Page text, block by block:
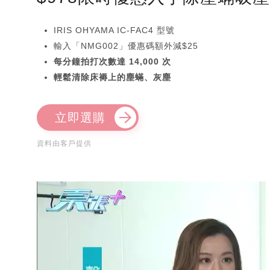
IRIS OHYAMA IC-FAC4 型號
輸入「NMG002」優惠碼額外減$25
每分鐘拍打次數達 14,000 次
輕鬆清除床褥上的塵蟎、灰塵
立即選購
資料由客戶提供